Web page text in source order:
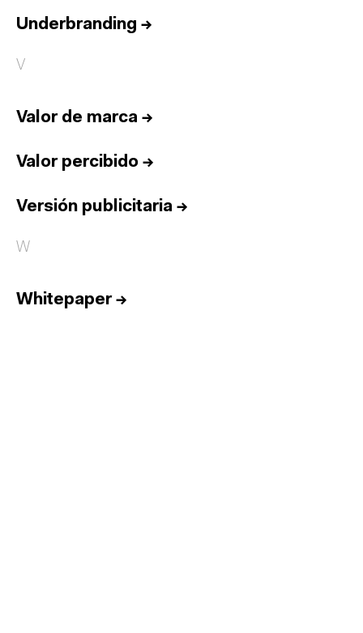
Underbranding →
V
Valor de marca →
Valor percibido →
Versión publicitaria →
W
Whitepaper→